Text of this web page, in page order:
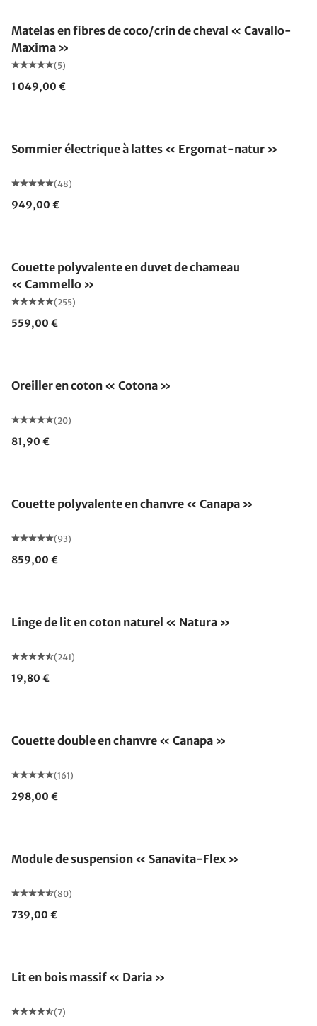
Matelas en fibres de coco/crin de cheval « Cavallo-
Maxima »
(5)
1 049,00 €
Sommier électrique à lattes « Ergomat-natur »
(48)
949,00 €
Couette polyvalente en duvet de chameau
« Cammello »
(255)
559,00 €
Oreiller en coton « Cotona »
(20)
81,90 €
Couette polyvalente en chanvre « Canapa »
(93)
859,00 €
Linge de lit en coton naturel « Natura »
(241)
19,80 €
Couette double en chanvre « Canapa »
(161)
298,00 €
Module de suspension « Sanavita-Flex »
(80)
739,00 €
Lit en bois massif « Daria »
(7)